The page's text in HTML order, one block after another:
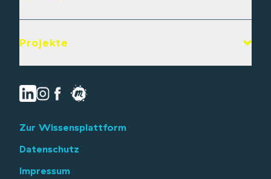
Projekte
Zur Wissensplattform
Datenschutz
Impressum